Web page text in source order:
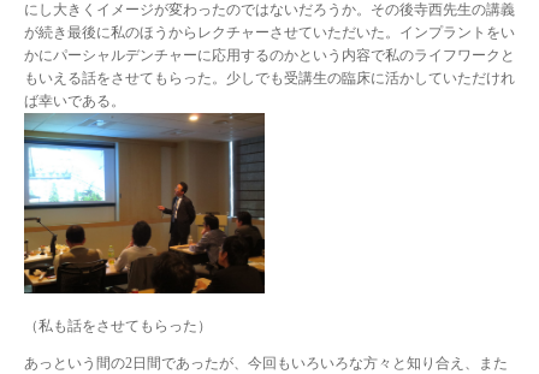
にし大きくイメージが変わったのではないだろうか。その後寺西先生の講義
が続き最後に私のほうからレクチャーさせていただいた。インプラントをい
かにパーシャルデンチャーに応用するのかという内容で私のライフワークと
もいえる話をさせてもらった。少しでも受講生の臨床に活かしていただけれ
ば幸いである。
（私も話をさせてもらった）
あっという間の2日間であったが、今回もいろいろな方々と知り合え、また